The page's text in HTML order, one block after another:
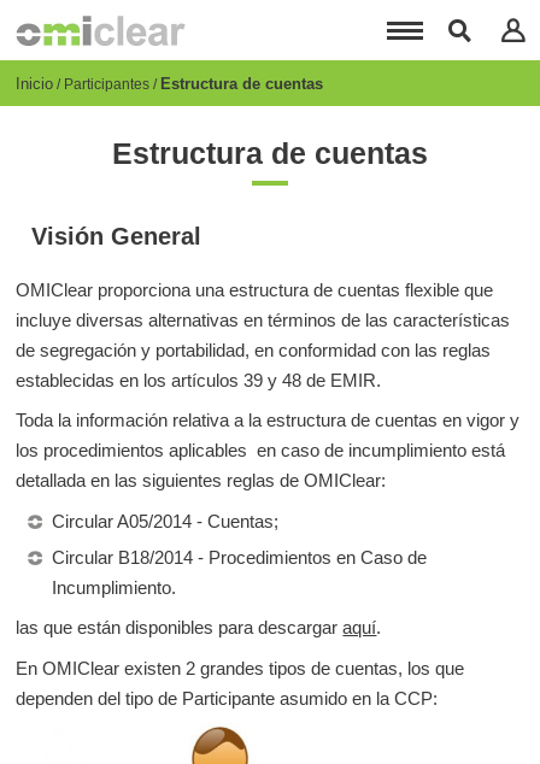
principal
Breadcrumb
Inicio Participantes Estructura de cuentas
Estructura de cuentas
Visión General
OMIClear proporciona una estructura de cuentas flexible que
incluye diversas alternativas en términos de las características
de segregación y portabilidad, en conformidad con las reglas
establecidas en los artículos 39 y 48 de EMIR.
Toda la información relativa a la estructura de cuentas en vigor y
los procedimientos aplicables en caso de incumplimiento está
detallada en las siguientes reglas de OMIClear:
Circular A05/2014 - Cuentas;
Circular B18/2014 - Procedimientos en Caso de
Incumplimiento.
las que están disponibles para descargaraquí.
En OMIClear existen 2 grandes tipos de cuentas, los que
dependen del tipo de Participante asumido en la CCP: